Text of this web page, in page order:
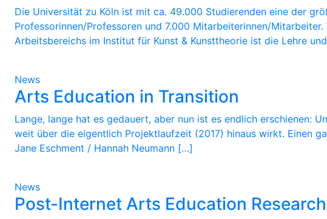
Die Universität zu Köln ist mit ca. 49.000 Studierenden eine der
Professorinnen/Professoren und 7.000 Mitarbeiterinnen/
Arbeitsbereichs im Institut für Kunst & Kunsttheorie ist die Lehre
News
Arts Education in Transition
Lange, lange hat es gedauert, aber nun ist es endlich erschienen:
weit über die eigentlich Projektlaufzeit (2017) hinaus wirkt. Einen
Jane Eschment / Hannah Neumann […]
News
Post-Internet Arts Education Research